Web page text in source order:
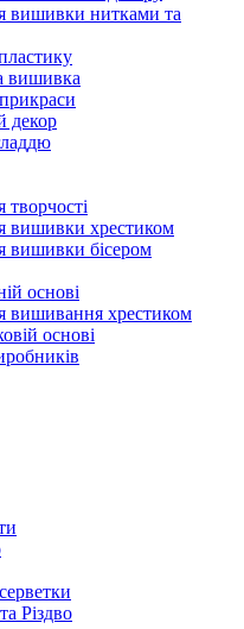
вишивки нитками та
вишивка
декор
вишивки хрестиком
вишивки бісером
основі
вишивання хрестиком
основі
Різдво